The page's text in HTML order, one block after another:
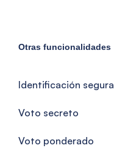
Otras funcionalidades
Identificación segura
Voto secreto
Voto ponderado